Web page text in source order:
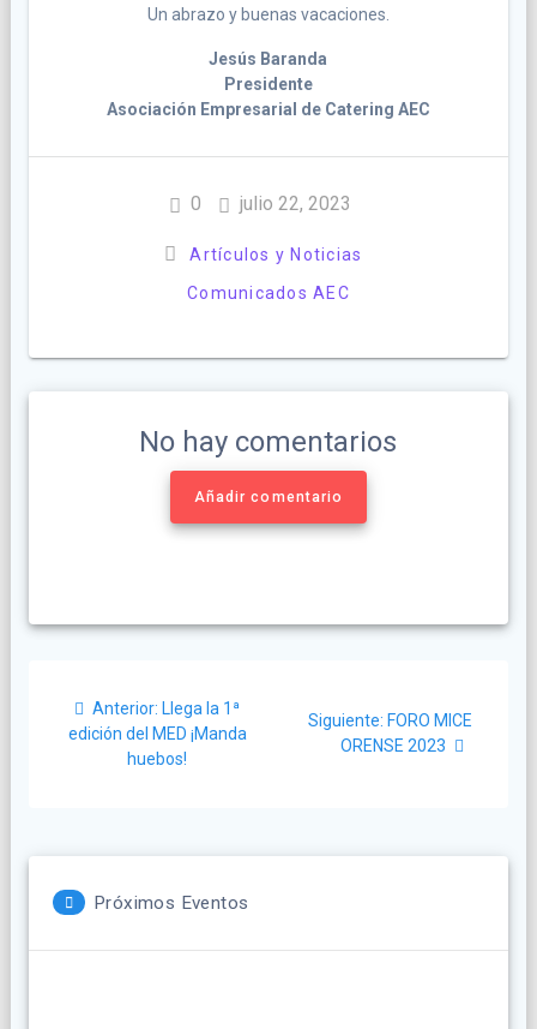
Un abrazo y buenas vacaciones.
Jesús Baranda
Presidente
Asociación Empresarial de Catering AEC
0 julio 22, 2023
Artículos y Noticias
Comunicados AEC
No hay comentarios
Añadir comentario
de
Anterior: Post
anterior:
Llega la 1ª
edición del MED ¡Manda
huebos!
Siguiente: Siguiente
post:
FORO MICE
ORENSE 2023
Próximos Eventos